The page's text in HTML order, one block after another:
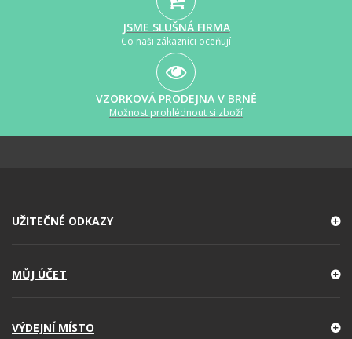
JSME SLUŠNÁ FIRMA
Co naši zákazníci oceňují
VZORKOVÁ PRODEJNA V BRNĚ
Možnost prohlédnout si zboží
UŽITEČNÉ ODKAZY
MŮJ ÚČET
VÝDEJNÍ MÍSTO